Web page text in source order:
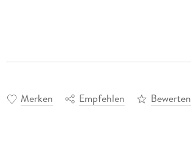
Merken Empfehlen Bewerten